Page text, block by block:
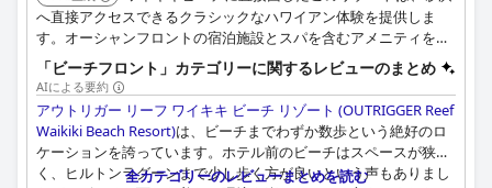
へ直接アクセスできるクラシックなハワイアン体験を提供しま
す。オーシャンフロントの宿泊施設とスパを含むアメニティを備
え、リラックスできるビーチフロントでの滞在に貢献します。
「ビーチフロント」カテゴリーに関するレビューのまとめ
AIによる要約
アウトリガー リーフ ワイキキ ビーチ リゾート (OUTRIGGER Reef
Waikiki Beach Resort)は、ビーチまでわずか数歩という絶好のロ
ケーションを誇っています。ホテル前のビーチはスペースが狭
く、ヒルトンラグーンまで少し歩く方が良いという声もありまし
全カテゴリーのレビューまとめを読む